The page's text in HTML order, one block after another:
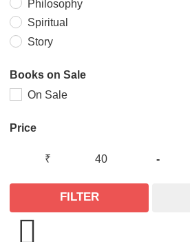
Philosophy
Spiritual
Story
Books on Sale
On Sale
Price
₹ -
FILTER